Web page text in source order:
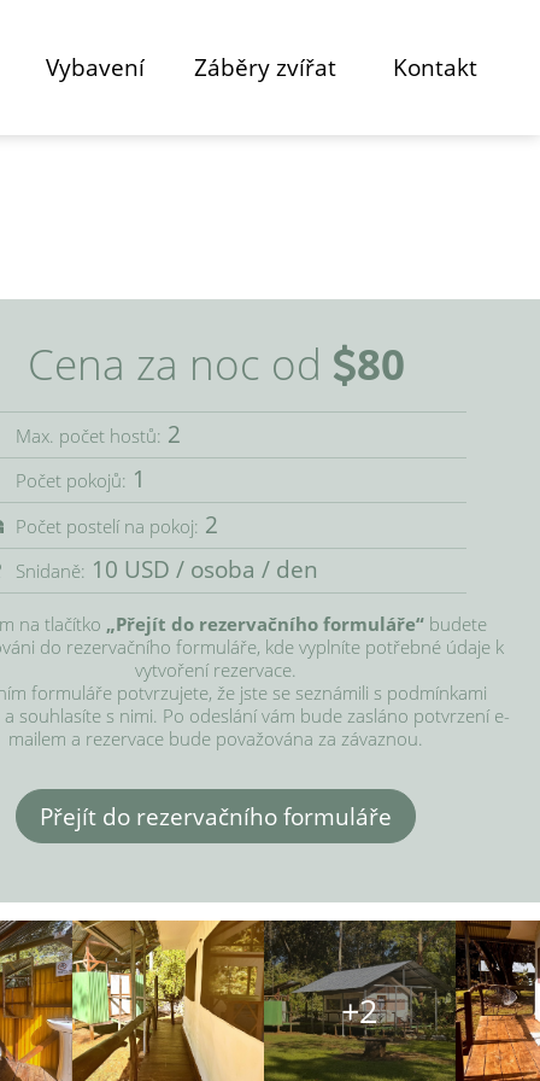
Vybavení Záběry zvířat Kontakt
Cena za noc od 80
Max. počet hostů: 2
Počet pokojů: 1
Počet postelí na pokoj: 2
Snidaně: 10 USD / osoba / den
na tlačítko „Přejít do rezervačního formuláře“ budete
do rezervačního formuláře, kde vyplníte potřebné údaje k
vytvoření rezervace.
formuláře potvrzujete, že jste se seznámili s podmínkami
a souhlasíte s nimi. Po odeslání vám bude zasláno potvrzení e-
mailem a rezervace bude považována za závaznou.
Přejít do rezervačního formuláře
+2